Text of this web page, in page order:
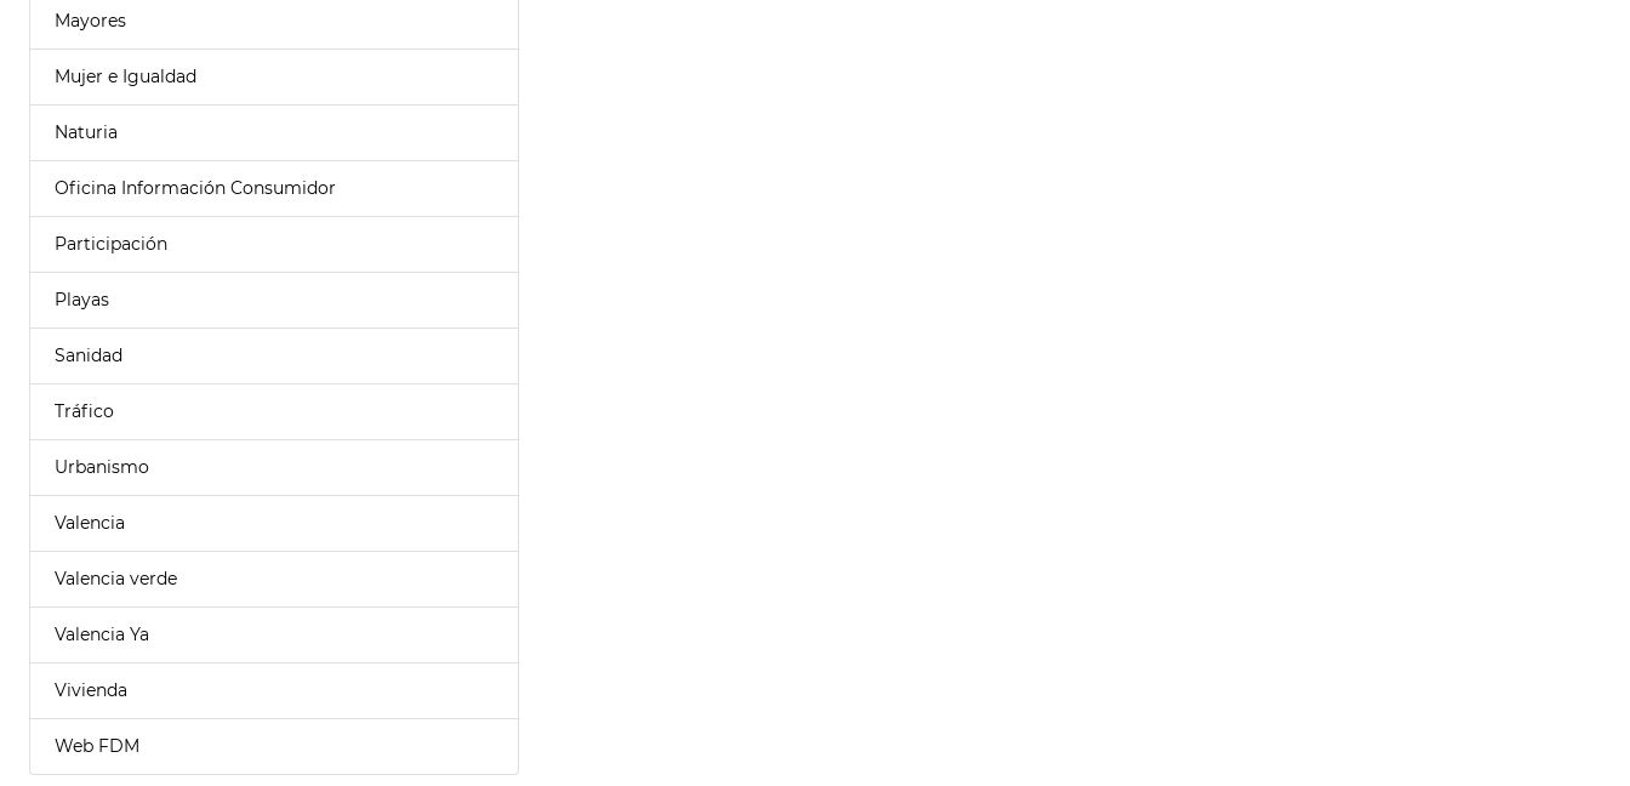
Mayores
Mujer e Igualdad
Naturia
Oficina Información Consumidor
Participación
Playas
Sanidad
Tráfico
Urbanismo
Valencia
Valencia verde
Valencia Ya
Vivienda
Web FDM